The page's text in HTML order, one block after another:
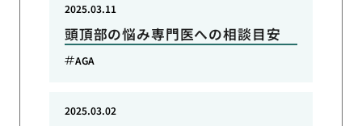
頭頂部の悩み専門医への相談目安
2025.03.11
AGA
2025.03.02